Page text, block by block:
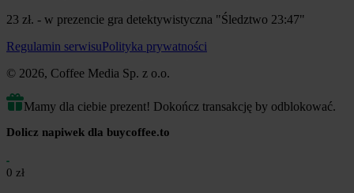
23 zł. - w prezencie gra detektywistyczna "Śledztwo 23:47"
Regulamin serwisuPolityka prywatności
© 2026, Coffee Media Sp. z o.o.
Mamy dla ciebie prezent! Dokończ transakcję by odblokować.
Dolicz napiwek dla buycoffee.to
0 zł